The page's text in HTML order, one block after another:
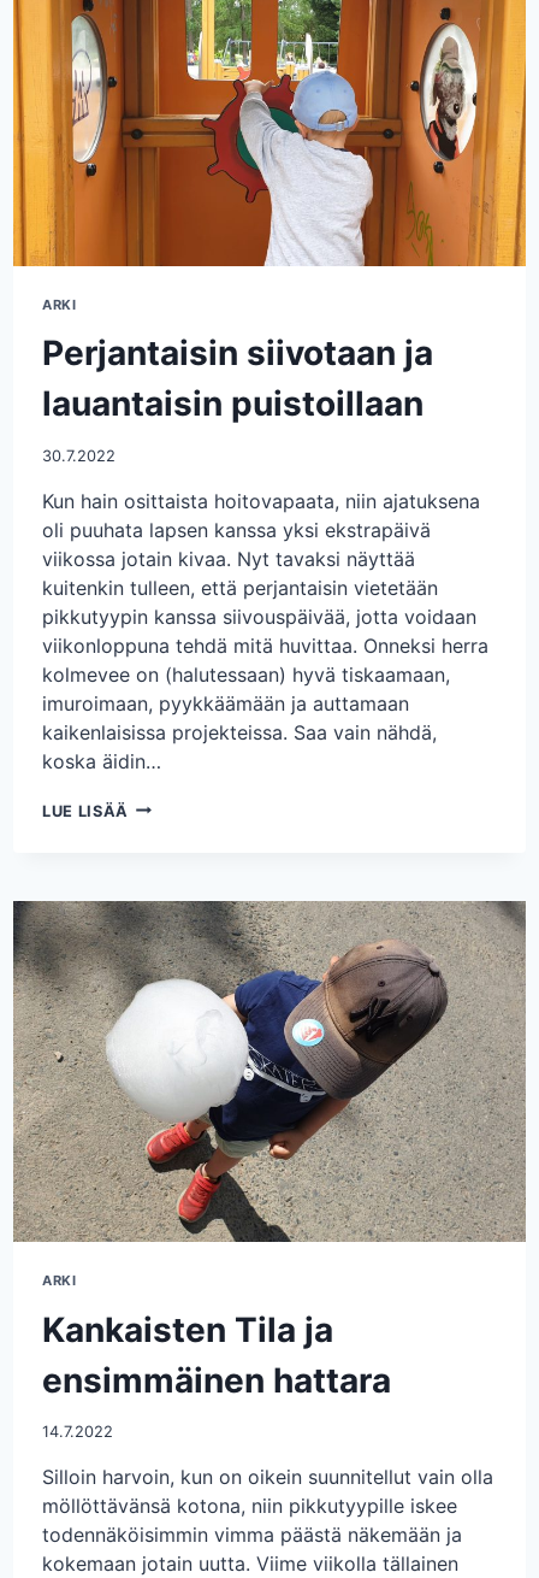
ARKI
Perjantaisin siivotaan ja
lauantaisin puistoillaan
30.7.2022
Kun hain osittaista hoitovapaata, niin ajatuksena
oli puuhata lapsen kanssa yksi ekstrapäivä
viikossa jotain kivaa. Nyt tavaksi näyttää
kuitenkin tulleen, että perjantaisin vietetään
pikkutyypin kanssa siivouspäivää, jotta voidaan
viikonloppuna tehdä mitä huvittaa. Onneksi herra
kolmevee on (halutessaan) hyvä tiskaamaan,
imuroimaan, pyykkäämään ja auttamaan
kaikenlaisissa projekteissa. Saa vain nähdä,
koska äidin…
LUE LISÄÄ PERJANTAISIN
ARKI
Kankaisten Tila ja
ensimmäinen hattara
14.7.2022
Silloin harvoin, kun on oikein suunnitellut vain olla
möllöttävänsä kotona, niin pikkutyypille iskee
todennäköisimmin vimma päästä näkemään ja
kokemaan jotain uutta. Viime viikolla tällainen